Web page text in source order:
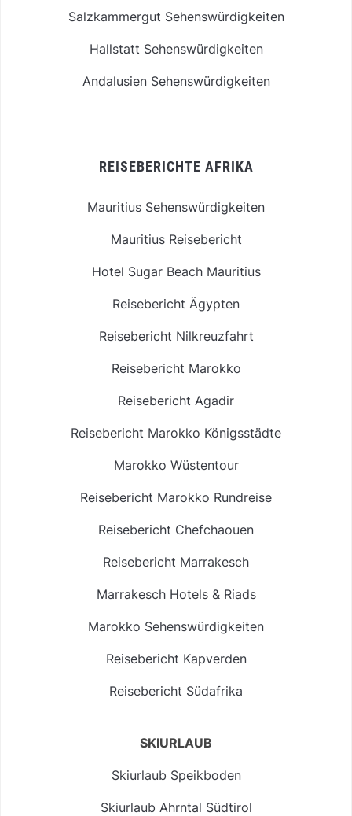
Salzkammergut Sehenswürdigkeiten
Hallstatt Sehenswürdigkeiten
Andalusien Sehenswürdigkeiten
REISEBERICHTE AFRIKA
Mauritius Sehenswürdigkeiten
Mauritius Reisebericht
Hotel Sugar Beach Mauritius
Reisebericht Ägypten
Reisebericht Nilkreuzfahrt
Reisebericht Marokko
Reisebericht Agadir
Reisebericht Marokko Königsstädte
Marokko Wüstentour
Reisebericht Marokko Rundreise
Reisebericht Chefchaouen
Reisebericht Marrakesch
Marrakesch Hotels & Riads
Marokko Sehenswürdigkeiten
Reisebericht Kapverden
Reisebericht Südafrika
SKIURLAUB
Skiurlaub Speikboden
Skiurlaub Ahrntal Südtirol